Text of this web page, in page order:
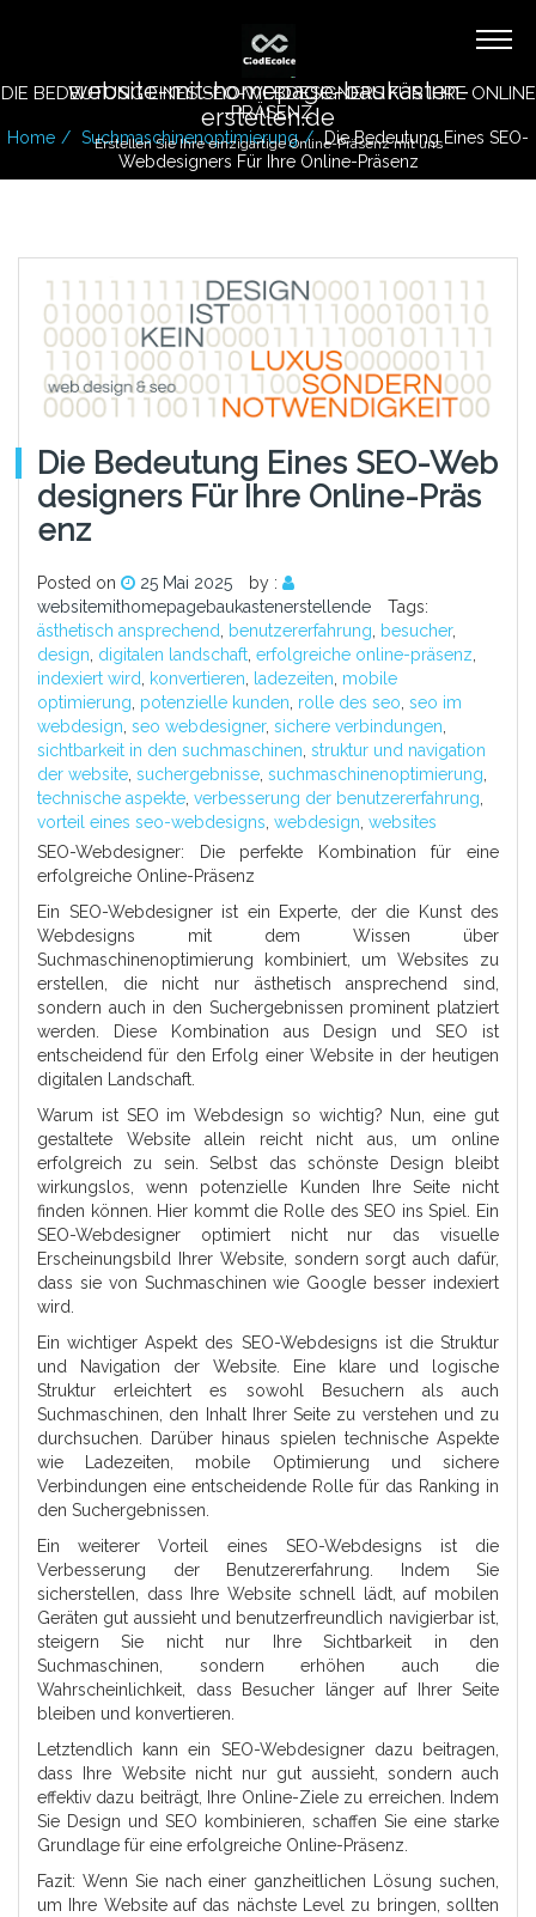
website-mit-homepage-baukasten-
erstellen.de
Erstellen Sie Ihre einzigartige Online-Präsenz mit uns
DIE BEDEUTUNG EINES SEO-WEBDESIGNERS FÜR IHRE ONLINE
-PRÄSENZ
Home Suchmaschinenoptimierung
Die Bedeutung Eines SEO-
Webdesigners Für Ihre Online-Präsenz
Die Bedeutung Eines SEO-Web
Designers Für Ihre Online-Präs
Enz
Posted on 25 Mai 2025
by :
websitemithomepagebaukastenerstellende
Tags:
ästhetisch ansprechend
benutzererfahrung besucher,
design digitalen landschaft erfolgreiche online-präsenz
indexiert wird
konvertieren ladezeiten mobile
optimierung potenzielle kunden rolle des seo seo im
webdesign seo webdesigner, sichere verbindungen
sichtbarkeit in den suchmaschinen struktur und navigation
der website suchergebnisse suchmaschinenoptimierung
technische aspekte verbesserung der benutzererfahrung
vorteil eines seo-webdesigns webdesign websites
SEO-Webdesigner: Die perfekte Kombination für eine
erfolgreiche Online-Präsenz
Ein SEO-Webdesigner ist ein Experte, der die Kunst des
Webdesigns mit dem Wissen über
Suchmaschinenoptimierung kombiniert, um Websites zu
erstellen, die nicht nur ästhetisch ansprechend sind,
sondern auch in den Suchergebnissen prominent platziert
werden. Diese Kombination aus Design und SEO ist
entscheidend für den Erfolg einer Website in der heutigen
digitalen Landschaft.
Warum ist SEO im Webdesign so wichtig? Nun, eine gut
gestaltete Website allein reicht nicht aus, um online
erfolgreich zu sein. Selbst das schönste Design bleibt
wirkungslos, wenn potenzielle Kunden Ihre Seite nicht
finden können. Hier kommt die Rolle des SEO ins Spiel. Ein
SEO-Webdesigner optimiert nicht nur das visuelle
Erscheinungsbild Ihrer Website, sondern sorgt auch dafür,
dass sie von Suchmaschinen wie Google besser indexiert
wird.
Ein wichtiger Aspekt des SEO-Webdesigns ist die Struktur
und Navigation der Website. Eine klare und logische
Struktur erleichtert es sowohl Besuchern als auch
Suchmaschinen, den Inhalt Ihrer Seite zu verstehen und zu
durchsuchen. Darüber hinaus spielen technische Aspekte
wie Ladezeiten, mobile Optimierung und sichere
Verbindungen eine entscheidende Rolle für das Ranking in
den Suchergebnissen.
Ein weiterer Vorteil eines SEO-Webdesigns ist die
Verbesserung der Benutzererfahrung. Indem Sie
sicherstellen, dass Ihre Website schnell lädt, auf mobilen
Geräten gut aussieht und benutzerfreundlich navigierbar ist,
steigern Sie nicht nur Ihre Sichtbarkeit in den
Suchmaschinen, sondern erhöhen auch die
Wahrscheinlichkeit, dass Besucher länger auf Ihrer Seite
bleiben und konvertieren.
Letztendlich kann ein SEO-Webdesigner dazu beitragen,
dass Ihre Website nicht nur gut aussieht, sondern auch
effektiv dazu beiträgt, Ihre Online-Ziele zu erreichen. Indem
Sie Design und SEO kombinieren, schaffen Sie eine starke
Grundlage für eine erfolgreiche Online-Präsenz.
Fazit: Wenn Sie nach einer ganzheitlichen Lösung suchen,
um Ihre Website auf das nächste Level zu bringen, sollten